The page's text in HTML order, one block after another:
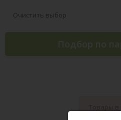
Очистить выбор
Подбор по